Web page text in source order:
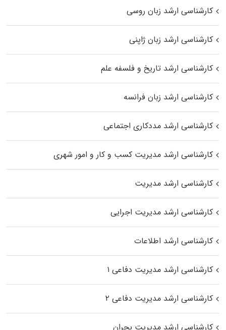
کارشناسی ارشد زبان روسی
کارشناسی ارشد زبان ژاپنی
کارشناسی ارشد تاریخ و فلسفه علم
کارشناسی ارشد زبان فرانسه
کارشناسی ارشد مددکاری اجتماعی
کارشناسی ارشد مدیریت کسب و کار و امور شهری
کارشناسی ارشد مدیریت
کارشناسی ارشد مدیریت اجرایی
کارشناسی ارشد اطلاعات
کارشناسی ارشد مدیریت دفاعی ۱
کارشناسی ارشد مدیریت دفاعی ۲
کارشناسی ارشد مدیریت بحران